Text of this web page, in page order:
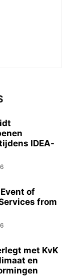
IDEA-
of
from
met KvK
en